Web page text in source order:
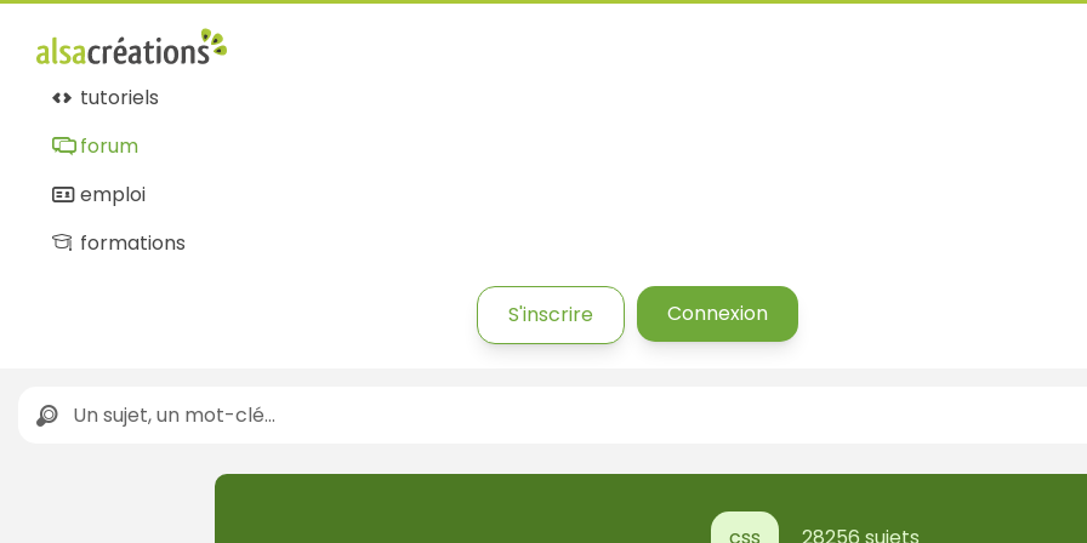
tutoriels
forum
emploi
formations
S'inscrire Connexion